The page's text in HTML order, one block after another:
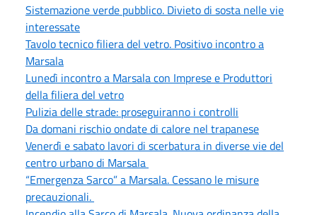
Sistemazione verde pubblico. Divieto di sosta nelle vie
interessate
Tavolo tecnico filiera del vetro. Positivo incontro a
Marsala
Lunedì incontro a Marsala con Imprese e Produttori
della filiera del vetro
Pulizia delle strade: proseguiranno i controlli
Da domani rischio ondate di calore nel trapanese
Venerdì e sabato lavori di scerbatura in diverse vie del
centro urbano di Marsala
“Emergenza Sarco” a Marsala. Cessano le misure
precauzionali.